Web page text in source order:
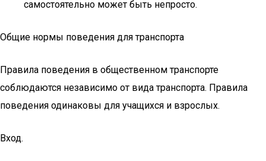
самостоятельно может быть непросто.
Общие нормы поведения для транспорта
Правила поведения в общественном транспорте
соблюдаются независимо от вида транспорта. Правила
поведения одинаковы для учащихся и взрослых.
Вход.